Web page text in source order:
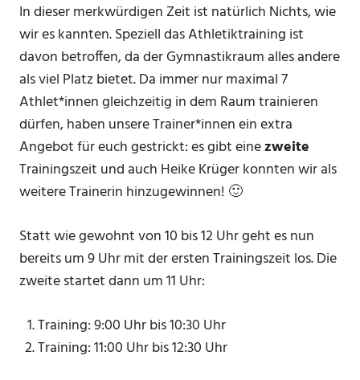
In dieser merkwürdigen Zeit ist natürlich Nichts, wie
wir es kannten. Speziell das Athletiktraining ist
davon betroffen, da der Gymnastikraum alles andere
als viel Platz bietet. Da immer nur maximal 7
Athlet*innen gleichzeitig in dem Raum trainieren
dürfen, haben unsere Trainer*innen ein extra
Angebot für euch gestrickt: es gibt einezweite
Trainingszeit und auch Heike Krüger konnten wir als
weitere Trainerin hinzugewinnen! 🙂
Statt wie gewohnt von 10 bis 12 Uhr geht es nun
bereits um 9 Uhr mit der ersten Trainingszeit los. Die
zweite startet dann um 11 Uhr:
Training: 9:00 Uhr bis 10:30 Uhr
Training: 11:00 Uhr bis 12:30 Uhr